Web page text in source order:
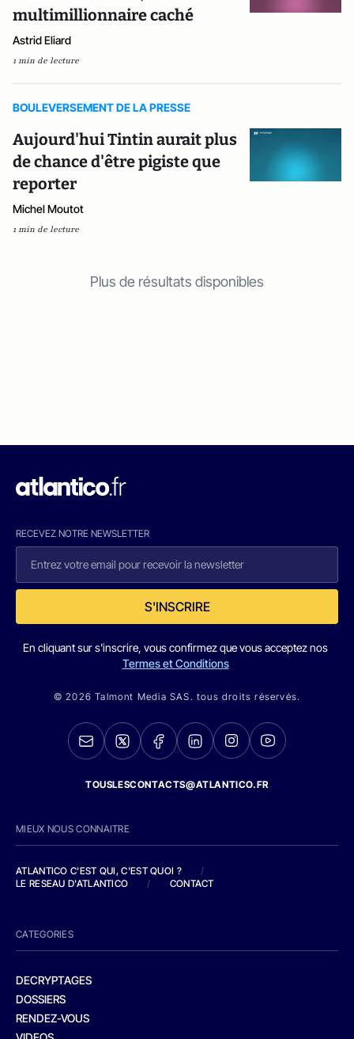
multimillionnaire caché
Astrid Eliard
1 min de lecture
BOULEVERSEMENT DE LA PRESSE
Aujourd'hui Tintin aurait plus
de chance d'être pigiste que
reporter
Michel Moutot
1 min de lecture
Plus de résultats disponibles
RECEVEZ NOTRE NEWSLETTER
S'INSCRIRE
En cliquant sur s'inscrire, vous confirmez que vous acceptez nos
Termes et Conditions
© 2026 Talmont Media SAS. tous droits réservés.
TOUSLESCONTACTS@ATLANTICO.FR
MIEUX NOUS CONNAITRE
ATLANTICO C'EST QUI, C'EST QUOI ?
/
LE RESEAU D'ATLANTICO
/ CONTACT
CATEGORIES
DECRYPTAGES
DOSSIERS
RENDEZ-VOUS